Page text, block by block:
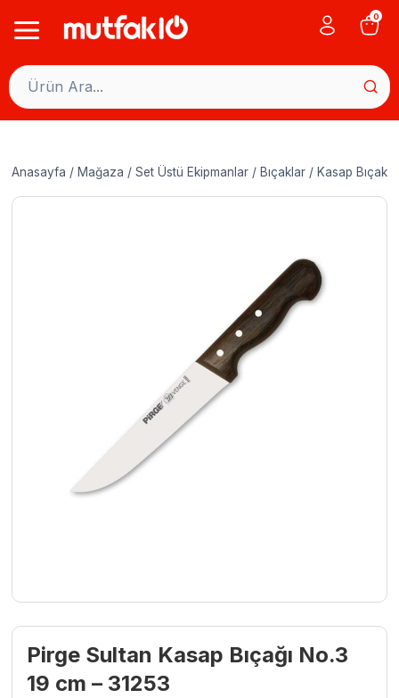
0
Anasayfa / Mağaza / Set Üstü Ekipmanlar / Bıçaklar / Kasap
Pirge Sultan Kasap Bıçağı No.3
19 cm – 31253